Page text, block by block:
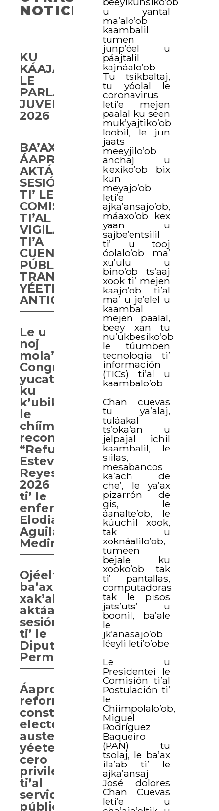
u yantal
ma’alo’ob
kaambalil
tumen
junp’éel u
páajtalil
kajnáalo’ob
Tu tsikbaltaj,
tu yóolal le
coronavirus
leti’e mejen
paalal ku seen
muk’yajtiko’ob
loobil, le jun
jaats
meeyjilo’ob
anchaj u
k’exiko’ob bix
kun
meyajo’ob
leti’e
ajka’ansajo’ob,
máaxo’ob kex
yaan u
sajbe’entsilil
ti’ u tooj
óolalo’ob ma’
xu’ulu u
bino’ob ts’aaj
xook ti’ mejen
kaajo’ob ti’al
ma’ u je’elel u
kaambal
mejen paalal,
beey xan tu
nu’ukbesiko’ob
le túumben
tecnologia ti’
información
(TICs) ti’al u
kaambalo’ob
Chan cuevas
tu ya’alaj,
tuláakal
ts’oka’an u
jelpajal ichil
kaambalil, le
siilas,
mesabancos
ka’ach de
che’, le ya’ax
pizarrón de
gis, le
áanalte’ob, le
kúuchil xook,
tak u
xoknáalilo’ob,
tumeen
bejale ku
xooko’ob tak
ti’ pantallas,
computadoras
tak le pisos
jats’uts’ u
boonil, ba’ale
le
jk’anasajo’ob
léeyli leti’o’obe
Le u
Presidentei le
Comisión ti’al
Postulación ti’
le
Chíimpolalo’ob,
Miguel
Rodríguez
Baqueiro
(PAN) tu
tsolaj, le ba’ax
ila’ab ti’ le
ajka’ansaj
José dolores
Chan Cuevas
leti’e u
NOTICIAS
KU
KÁAJAL
LE
PARLAMENTO
JUVENIL
2026
BA’AX
ÁAPROBAARTA’AB
AKTÁAN
SESIÓN
TI’ LE
COMISIÓN
TI’AL
VIGILANCIA
TI’A
CUENTA
PÚBLICA,
TRANSPARENCIA
YÉETEL
ANTICORRUPCIÓN
Le u
noj
mola’ay
Congresoi
yucatan
ku
k’ubik
le
chíimpolal
reconocimiento
“Refugio
Esteves
Reyes”
2026
ti’ le
enfermera
Elodia
Aguilar
Medina
Ojéelt
ba’ax
xak’alta’ab
aktáan
sesión
ti’ le
Diputación
Permanente.
Áaprobaarta’ab
reforma
constitucional
electoral,
austeridad
yéetel
cero
privilegios
ti’al
servidores
públicas.